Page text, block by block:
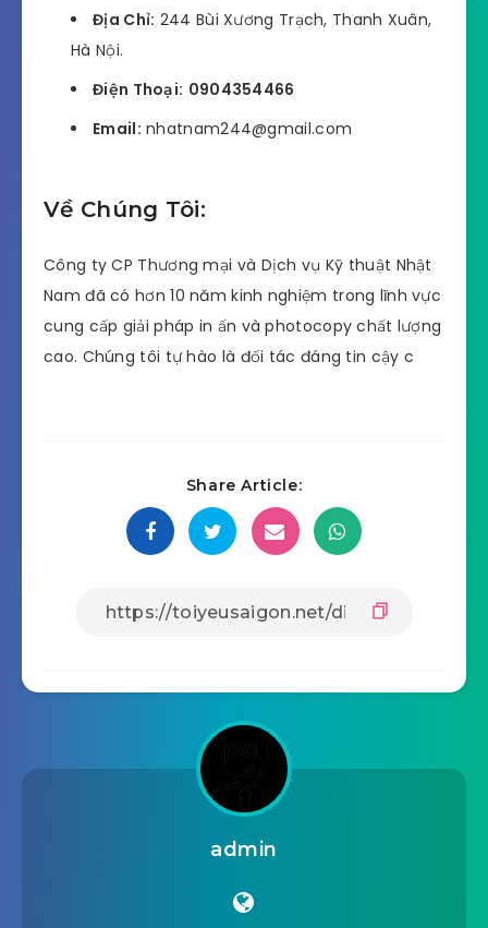
Địa Chỉ: 244 Bùi Xương Trạch, Thanh Xuân,
Hà Nội.
Điện Thoại: 0904354466
Email: nhatnam244@gmail.com
Về Chúng Tôi:
Công ty CP Thương mại và Dịch vụ Kỹ thuật Nhật
Nam đã có hơn 10 năm kinh nghiệm trong lĩnh vực
cung cấp giải pháp in ấn và photocopy chất lượng
cao. Chúng tôi tự hào là đối tác đáng tin cậy c
Share Article:
admin